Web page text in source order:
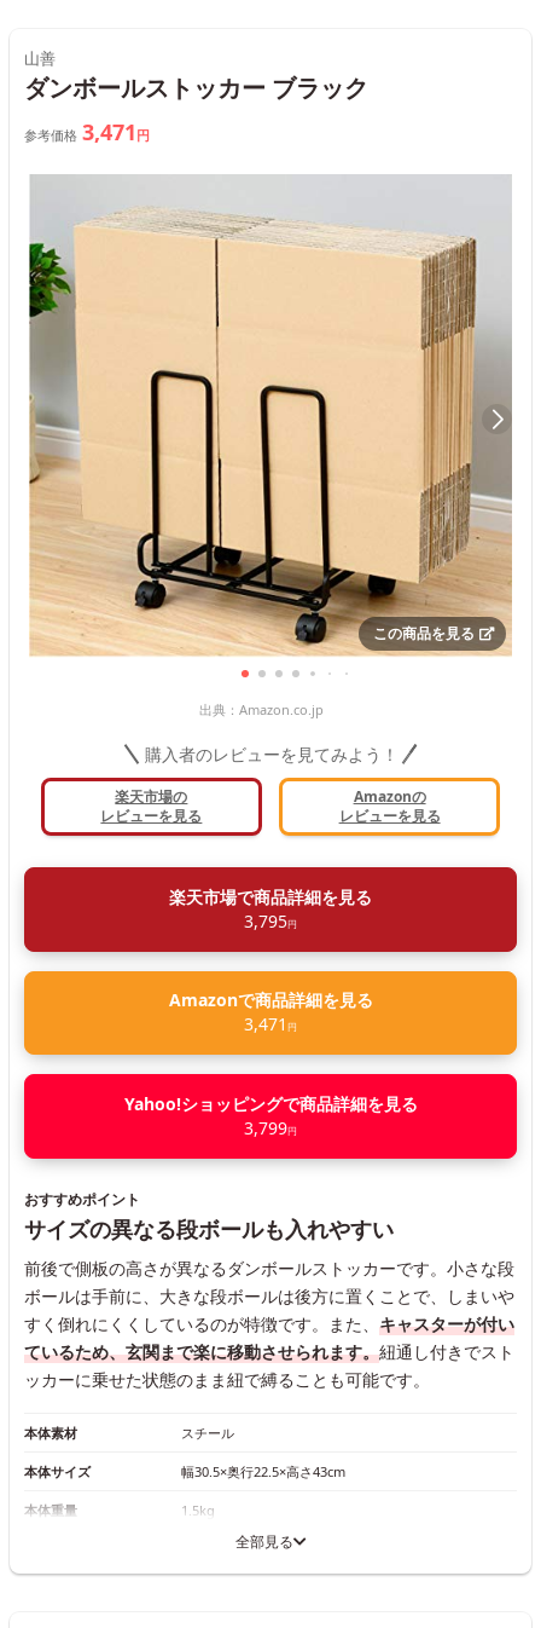
山善
ダンボールストッカー ブラック
参考価格 3,471 円
この商品を見る
出典： Amazon.co.jp
購入者のレビューを見てみよう！
楽天市場の
レビューを見る
Amazonの
レビューを見る
楽天市場で商品詳細を見る
3,795円
Amazonで商品詳細を見る
3,471 円
Yahoo!ショッピングで商品詳細を見る
3,799円
おすすめポイント
サイズの異なる段ボールも入れやすい
前後で側板の高さが異なるダンボールストッカーです。小さな段
ボールは手前に、大きな段ボールは後方に置くことで、しまいや
すく倒れにくくしているのが特徴です。また、 キャスターが付い
ているため、玄関まで楽に移動させられます。紐通し付きでスト
ッカーに乗せた状態のまま紐で縛ることも可能です。
本体素材 スチール
本体サイズ 幅30.5×奥行22.5×高さ43cm
本体重量 1.5kg
全部見る